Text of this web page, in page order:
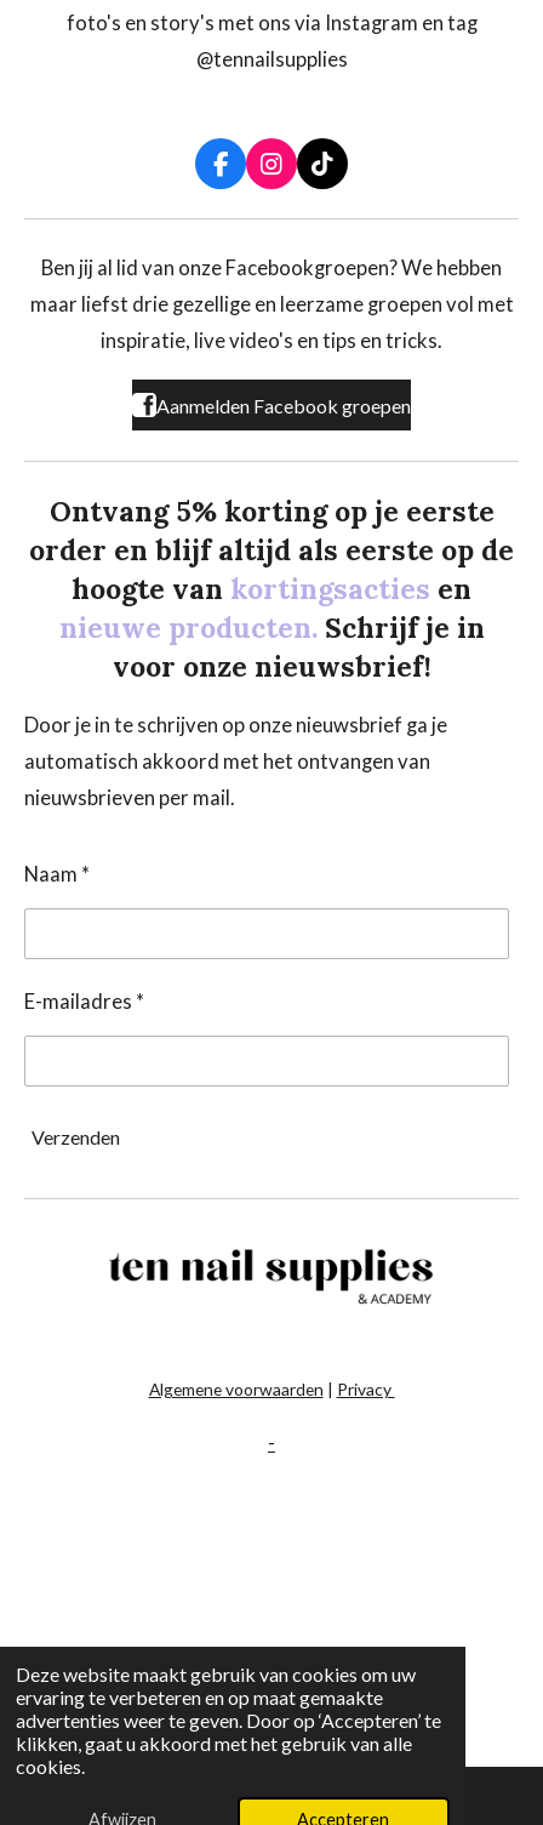
Deze website maakt gebruik van cookies om uw
ervaring te verbeteren en op maat gemaakte
advertenties weer te geven. Door op ‘Accepteren’ te
klikken, gaat u akkoord met het gebruik van alle
cookies.
Afwijzen Accepteren
foto's en story's met ons via Instagram en tag
@tennailsupplies
F
a
c
b
o
k
I
n
s
a
r
a
T
i
k
o
Ben jij al lid van onze Facebookgroepen? We hebben
maar liefst drie gezellige en leerzame groepen vol met
inspiratie, live video's en tips en tricks.
Aanmelden Facebook groepen
Ontvang 5% korting op je eerste
order en blijf altijd als eerste op de
hoogte van kortingsacties en
nieuwe producten. Schrijf je in
voor onze nieuwsbrief!
Door je in te schrijven op onze nieuwsbrief ga je
automatisch akkoord met het ontvangen van
nieuwsbrieven per mail.
Naam *
E-mailadres *
Verzenden
Algemene voorwaarden | Privacy
-